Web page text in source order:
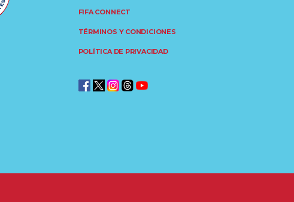
FIFA CONNECT
TÉRMINOS Y CONDICIONES
POLÍTICA DE PRIVACIDAD